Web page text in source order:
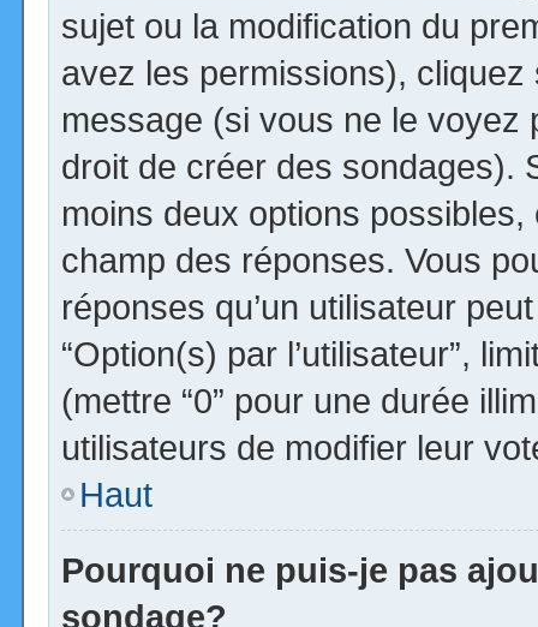
sujet ou la modification du
avez les permissions), cliquez
message (si vous ne le voyez
droit de créer des sondages).
moins deux options
champ des réponses. Vous
réponses qu’un utilisateur
“Option(s) par l’utilisateur”,
(mettre “0” pour une durée
utilisateurs de modifier leur
Haut
Pourquoi ne puis-je pas
sondage?